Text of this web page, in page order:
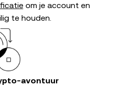
om je account en
te houden.
avontuur